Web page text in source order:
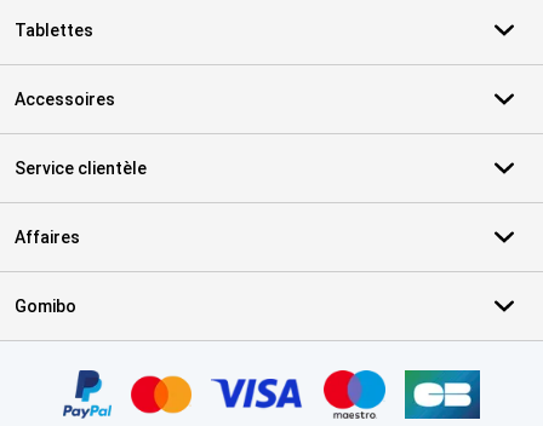
Tablettes
Accessoires
Service clientèle
Affaires
Gomibo